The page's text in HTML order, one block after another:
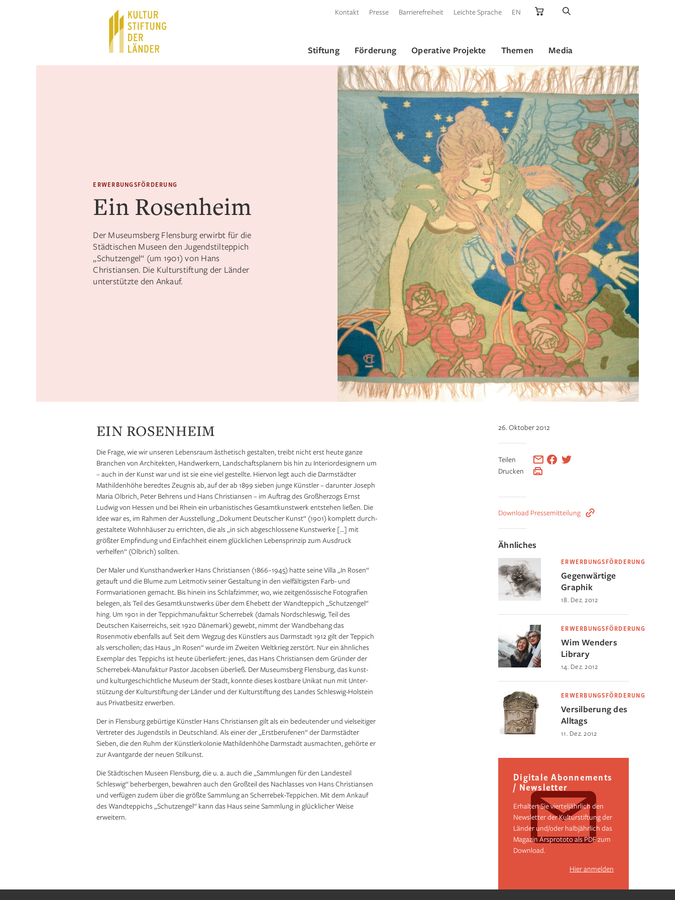
Kontakt Presse Barrierefreiheit Leichte Sprache EN
Stiftung Förderung Operative Projekte Themen Media
ERWERBUNGSFÖRDERUNG
Ein Rosenheim
Der Museumsberg Flensburg erwirbt für die
Städtischen Museen den Jugendstilteppich
„Schutzengel“ (um 1901) von Hans
Christiansen. Die Kulturstiftung der Länder
unterstützte den Ankauf.
EIN ROSENHEIM
Die Frage, wie wir unseren Lebensraum ästhetisch gestalten, treibt nicht erst heute ganze
Branchen von Architekten, Handwerkern, Landschaftsplanern bis hin zu Interiordesignern um
– auch in der Kunst war und ist sie eine viel gestellte. Hier­von legt auch die Darmstädter
Mathildenhöhe beredtes Zeugnis ab, auf der ab 1899 sieben junge Künstler – darunter Joseph
Maria Olbrich, Peter Behrens und Hans Christiansen – im Auftrag des Großherzogs Ernst
Ludwig von Hessen und bei Rhein ein urbanistisches Gesamtkunstwerk entstehen ließen. Die
Idee war es, im Rahmen der Ausstellung „Dokument Deutscher Kunst“ (1901) komplett durch­
gestaltete Wohnhäuser zu errichten, die als „in sich abgeschlossene Kunst­werke […] mit
größter Empfindung und Einfachheit einem glücklichen Lebensprinzip zum Ausdruck
verhelfen“ (Olbrich) sollten.
Der Maler und Kunsthandwerker Hans Christiansen (1866–1945) hatte seine Villa „In Rosen“
getauft und die Blume zum Leitmotiv seiner Gestaltung in den viel­fältigsten Farb- und
Formvariationen gemacht. Bis hinein ins Schlaf­zimmer, wo, wie zeitgenössische Fotografien
belegen, als Teil des Gesamtkunstwerks über dem Ehebett der Wand­teppich „Schutzengel“
hing. Um 1901 in der Teppichmanufaktur Scherrebek (damals Nordschleswig, Teil des
Deutschen Kaiserreichs, seit 1920 Däne­mark) gewebt, nimmt der Wandbehang das
Rosenmotiv ebenfalls auf. Seit dem Wegzug des Künstlers aus Darmstadt 1912 gilt der Teppich
als verschollen; das Haus „In Rosen“ wurde im Zweiten Weltkrieg zerstört. Nur ein ähnliches
Exemplar des Teppichs ist heute überliefert: jenes, das Hans Christiansen dem Gründer der
Scherrebek-Manufaktur Pastor Jacobsen überließ. Der Museumsberg Flensburg, das kunst-
und kulturge­schichtliche Museum der Stadt, konnte dieses kostbare Unikat nun mit Unter­
stützung der Kulturstiftung der Länder und der Kultur­stiftung des Landes Schleswig-Holstein
aus Privatbesitz erwerben.
Der in Flensburg gebürtige Künstler Hans Christiansen gilt als ein bedeutender und vielseitiger
Vertreter des Jugendstils in Deutschland. Als einer der „Erstberufenen“ der Darmstädter
Sieben, die den Ruhm der Künstler­kolonie Mathildenhöhe Darm­stadt ausmachten, gehörte er
zur Avantgarde der neuen Stilkunst.
Die Städtischen Museen Flensburg, die u. a. auch die „Sammlungen für den Lan­desteil
Schleswig“ beherbergen, bewahren auch den Großteil des Nachlasses von Hans Christiansen
und verfügen zudem über die größte Sammlung an Scherrebek-Teppichen. Mit dem Ankauf
des Wandteppichs „Schutzengel“ kann das Haus seine Sammlung in glücklicher Weise
erweitern.
26. Oktober 2012
Teilen
Drucken
Download Pressemitteilung
Ähnliches
ERWERBUNGSFÖRDERUNG
Gegenwärtige
Graphik
18. Dez. 2012
ERWERBUNGSFÖRDERUNG
Wim Wenders
Library
14. Dez. 2012
ERWERBUNGSFÖRDERUNG
Versilberung des
Alltags
11. Dez. 2012
Digitale Abonnements
/ Newsletter
Erhalten Sie vierteljährlich den
Newsletter der Kulturstiftung der
Länder und/oder halbjährlich das
Magazin Arsprototo als PDF zum
Download.
Hier anmelden